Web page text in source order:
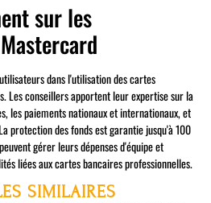
sur les
dans l'utilisation des cartes
Les conseillers apportent leur expertise sur la
les paiements nationaux et internationaux, et
protection des fonds est garantie jusqu'à 100
gérer leurs dépenses d'équipe et
liées aux cartes bancaires professionnelles.
SIMILAIRES